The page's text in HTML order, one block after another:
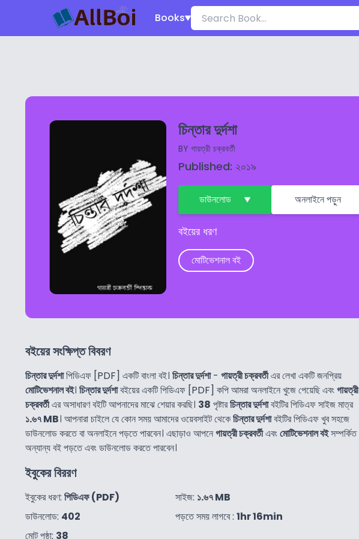
Books
চিন্তার দুর্দশা
BY গায়ত্রী চক্রবর্তী
Published: ২০১৯
ডাউনলোড অনলাইনে পড়ুন
বইয়ের ধরণ
মোটিভেশনাল বই
বইয়ের সংক্ষিপ্ত বিবরণ
চিন্তার দুর্দশাপিডিএফ [PDF] একটি বাংলা বই। চিন্তার দুর্দশা- গায়ত্রী চক্রবর্তীএর লেখা একটি জনপ্রিয়
মোটিভেশনাল বই। চিন্তার দুর্দশাবইয়ের একটি পিডিএফ [PDF] কপি আমরা অনলাইনে খুজে পেয়েছি এবংগায়ত্রী
চক্রবর্তীএর অসাধারণ বইটি আপনাদের মাঝে শেয়ার করছি। 38 পৃষ্টারচিন্তার দুর্দশাবইটির পিডিএফ সাইজ মাত্র
১.৬৭ MB। আপনারা চাইলে যে কোন সময় আমাদের ওয়েবসাইট থেকেচিন্তার দুর্দশাবইটির পিডিএফ খুব সহজে
ডাউনলোড করতে বা অনলাইনে পড়তে পারবেন। এছাড়াও আপনেগায়ত্রী চক্রবর্তীএবংমোটিভেশনাল বইসম্পর্কিত
অন্যান্য বই পড়তে এবং ডাউনলোড করতে পারবেন।
ইবুকের বিররণ
ইবুকের ধরণ: পিডিএফ (PDF)
ডাউনলোড: 402
মোট পৃষ্ঠা: 38
সাইজ: ১.৬৭ MB
পড়তে সময় লাগবে : 1hr 16min